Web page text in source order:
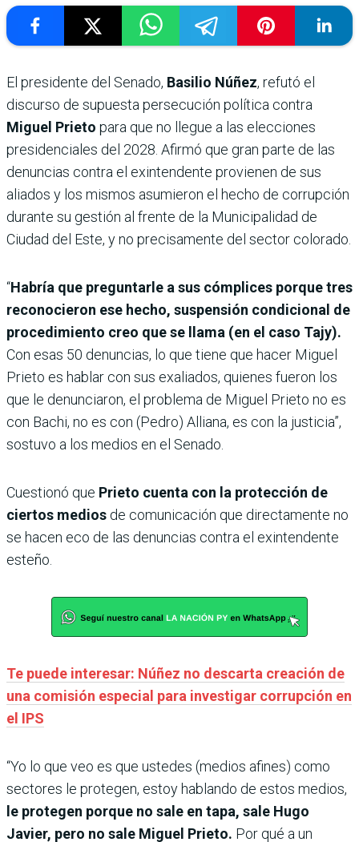
El presidente del Senado, Basilio Núñez, refutó el
discurso de supuesta persecución política contra
Miguel Prieto para que no llegue a las elecciones
presidenciales del 2028. Afirmó que gran parte de las
denuncias contra el exintendente provienen de sus
aliados y los mismos asumieron el hecho de corrupción
durante su gestión al frente de la Municipalidad de
Ciudad del Este, y no precisamente del sector colorado.
“Habría que preguntarle a sus cómplices porque tres
reconocieron ese hecho, suspensión condicional de
procedimiento creo que se llama (en el caso Tajy).
Con esas 50 denuncias, lo que tiene que hacer Miguel
Prieto es hablar con sus exaliados, quienes fueron los
que le denunciaron, el problema de Miguel Prieto no es
con Bachi, no es con (Pedro) Alliana, es con la justicia”,
sostuvo a los medios en el Senado.
Cuestionó que Prieto cuenta con la protección de
ciertos medios de comunicación que directamente no
se hacen eco de las denuncias contra el exintendente
esteño.
Te puede interesar: Núñez no descarta creación de
una comisión especial para investigar corrupción en
el IPS
“Yo lo que veo es que ustedes (medios afines) como
sectores le protegen, estoy hablando de estos medios,
le protegen porque no sale en tapa, sale Hugo
Javier, pero no sale Miguel Prieto. Por qué a un